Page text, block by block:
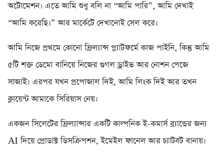
অটোমেশন। এতে আমি শুধু বলি না “আমি পারি”, আমি দেখাই
“আমি করেছি।” আর মার্কেটে দেখানোই সেল করে।
আমি নিজে প্রথমে কোনো ফ্রিল্যান্স প্ল্যাটফর্মে কাজ পাইনি, কিন্তু আমি
৫টি শক্ত ডেমো বানিয়ে নিজের গুগল ড্রাইভ আর নোশন পেজে
সাজাই। এরপর যখন প্রপোজাল দিই, আমি লিংক দিই আর তখন
ক্লায়েন্ট আমাকে সিরিয়াস নেয়।
একজন সিলেটের ফ্রিল্যান্সার একটি কাল্পনিক ই-কমার্স ব্র্যান্ডের জন্য
AI দিয়ে প্রোডাক্ট ডিসক্রিপশন, ইমেইল ফানেল আর চ্যাটবট বানায়।